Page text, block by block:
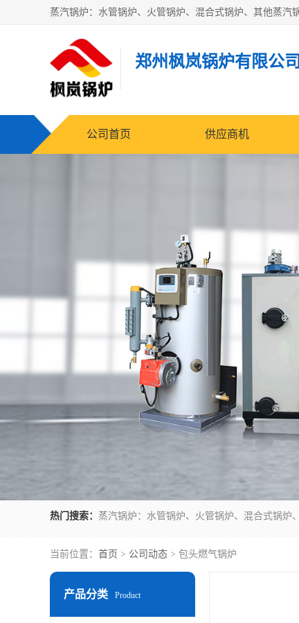
郑州枫岚锅炉有限公司
公司首页 供应商机
热门搜索：
当前位置： 首页 > 公司动态 > 包头燃气锅炉
产品分类 Product